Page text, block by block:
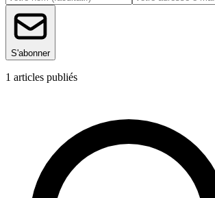
S'abonner
1 articles publiés